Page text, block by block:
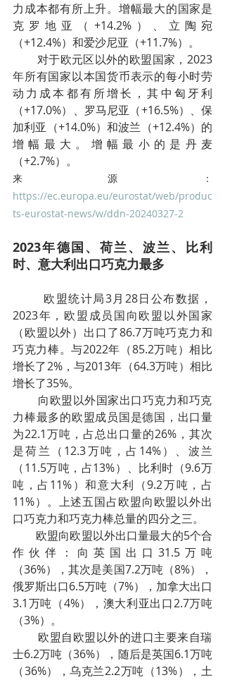
力成本都有所上升。增幅最大的国家是
克罗地亚（+14.2%）、立陶宛
（+12.4%）和爱沙尼亚（+11.7%）。
年所有国家以本国货币表示的每小时劳
动力成本都有所增长，其中匈牙利
（+17.0%）、罗马尼亚（+16.5%）、保
加利亚（+14.0%）和波兰（+12.4%）的
增幅最大。增幅最小的是丹麦
（+2.7%）。
来源：
https://ec.europa.eu/eurostat/web/produc
ts-eurostat-news/w/ddn-20240327-2
2023年德国、荷兰、波兰、比利
时、意大利出口巧克力最多
2023年，欧盟成员国向欧盟以外国家
（欧盟以外）出口了86.7万吨巧克力和
巧克力棒。与2022年（85.2万吨）相比
增长了2%，与2013年（64.3万吨）相比
增长了35%。
力棒最多的欧盟成员国是德国，出口量
为22.1万吨，占总出口量的26%，其次
是荷兰（12.3万吨，占14%）、波兰
（11.5万吨，占13%）、比利时（9.6万
吨，占11%）和意大利（9.2万吨，占
11%）。上述五国占欧盟向欧盟以外出
口巧克力和巧克力棒总量的四分之三。
作伙伴：向英国出口31.5万吨
（36%），其次是美国7.2万吨（8%），
俄罗斯出口6.5万吨（7%），加拿大出口
3.1万吨（4%），澳大利亚出口2.7万吨
（3%）。
士6.2万吨（36%），随后是英国6.1万吨
（36%），乌克兰2.2万吨（13%），土